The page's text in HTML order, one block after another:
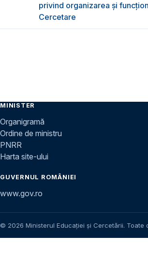
privind organizarea şi
Cercetare
MINISTER
Organigramă
Ordine de ministru
PNRR
Harta site-ului
GUVERNUL ROMÂNIEI
www.gov.ro
© 2026 Ministerul Educației și Cercetării. Toate